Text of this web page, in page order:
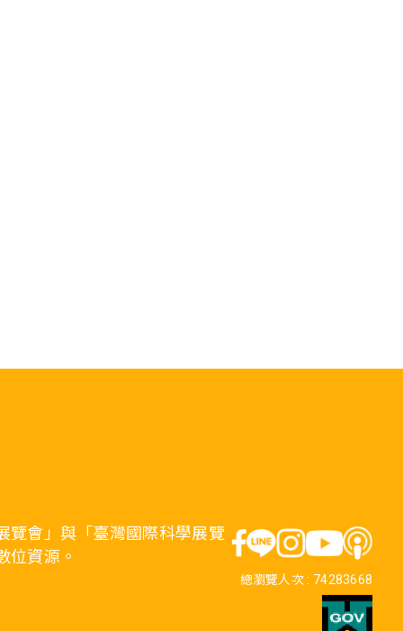
覽會」與「臺灣國際科學展覽
位資源。
總瀏覽人次 : 74283668